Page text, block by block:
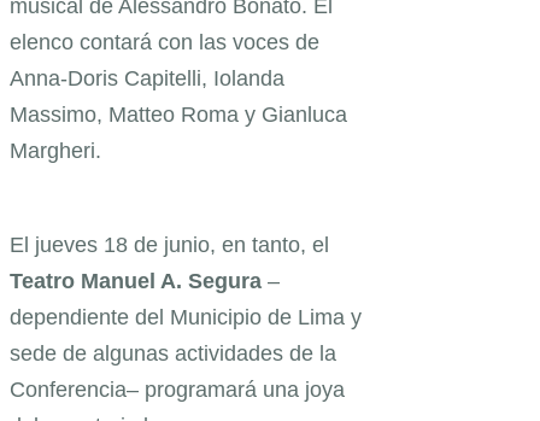
musical de Alessandro Bonato. El
elenco contará con las voces de
Anna-Doris Capitelli, Iolanda
Massimo, Matteo Roma y Gianluca
Margheri.
El jueves 18 de junio, en tanto, el
Teatro Manuel A. Segura –
dependiente del Municipio de Lima y
sede de algunas actividades de la
Conferencia– programará una joya